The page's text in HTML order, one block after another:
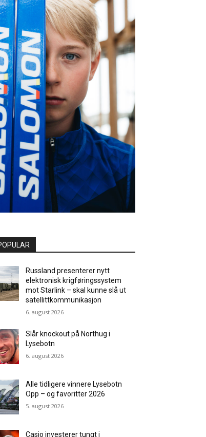
Russland presenterer nytt
elektronisk krigføringssystem
mot Starlink – skal kunne slå ut
satellittkommunikasjon
6. august 2026
Slår knockout på Northug i
Lysebotn
6. august 2026
Alle tidligere vinnere Lysebotn
Opp – og favoritter 2026
5. august 2026
Casio investerer tungt i